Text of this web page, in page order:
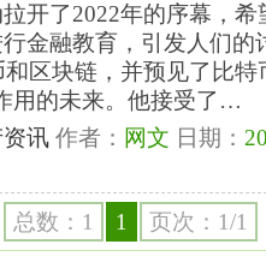
开了2022年的序幕，
金融教育，引发人们的
区块链，并预见了比
用的未来。他接受了…
讯 作者： 网文 日期：
总数：1 1 页次：1/1